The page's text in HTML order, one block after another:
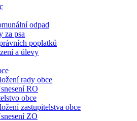
odpad
za psa
poplatků
a úlevy
rady obce
RO
obce
zastupitelstva obce
ZO